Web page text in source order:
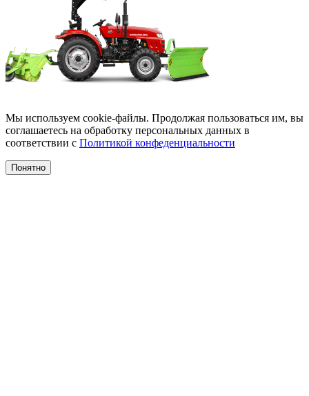
Мы используем cookie-файлы. Продолжая пользоваться им, вы
соглашаетесь на обработку персональных данных в
соответствии с Политикой конфеденциальности
Понятно